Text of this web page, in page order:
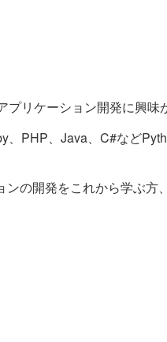
プリケーション開発に興味
、PHP、Java、C#など
の開発をこれから学ぶ方